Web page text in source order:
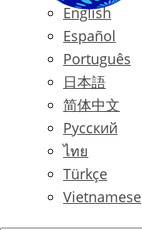
English
Español
Português
日本語
简体中文
Русский
ไทย
Türkçe
Vietnamese